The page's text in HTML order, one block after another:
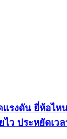
แรงดัน ยี่ห้อไ
ว ประหยัดเวล